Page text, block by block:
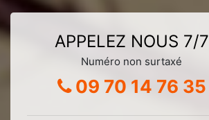
APPELEZ NOUS 7/7
Numéro non surtaxé
09 70 14 76 35